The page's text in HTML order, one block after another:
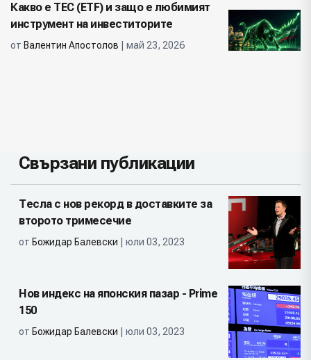
Какво е ТЕС (ETF) и защо е любимият
инструмент на инвеститорите
от Валентин Апостолов | май 23, 2026
Свързани публикации
Тесла с нов рекорд в доставките за
второто тримесечие
от Божидар Балевски | юли 03, 2023
Нов индекс на японския пазар - Prime
150
от Божидар Балевски | юли 03, 2023